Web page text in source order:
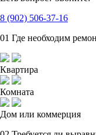
8 (902) 506-37-16
01 Где необходим
Квартира
Комната
Дом или коммерция